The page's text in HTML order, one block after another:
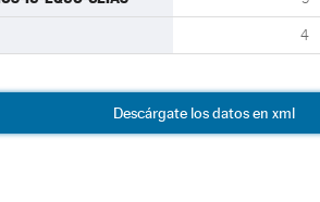
4
Descárgate los datos en xml